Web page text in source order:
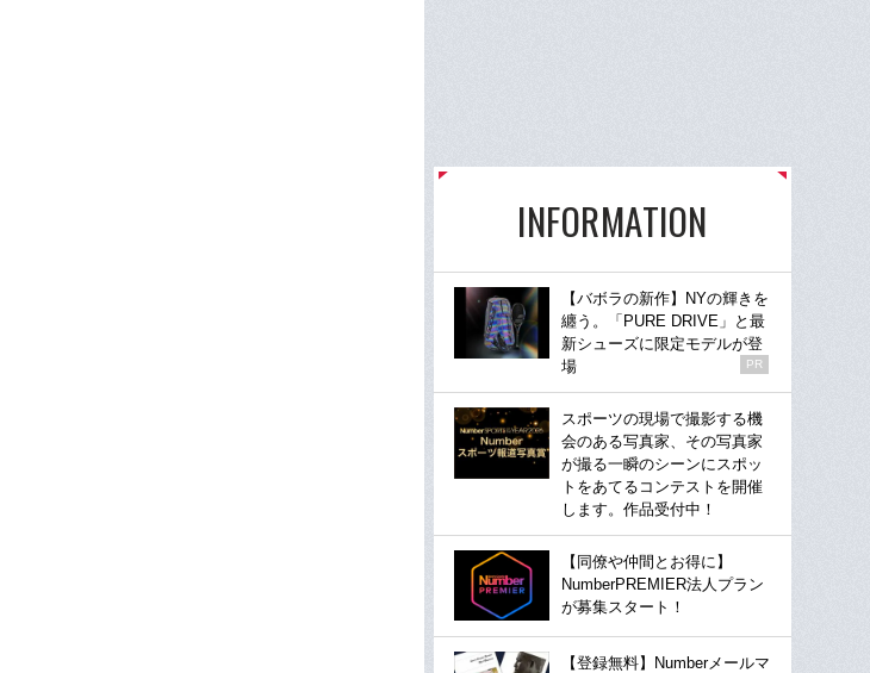
INFORMATION
【バボラの新作】NYの輝きを
纏う。「PURE DRIVE」と最
新シューズに限定モデルが登
場
PR
スポーツの現場で撮影する機
会のある写真家、その写真家
が撮る一瞬のシーンにスポッ
トをあてるコンテストを開催
します。作品受付中！
【同僚や仲間とお得に】
NumberPREMIER法人プラン
が募集スタート！
【登録無料】Numberメールマ